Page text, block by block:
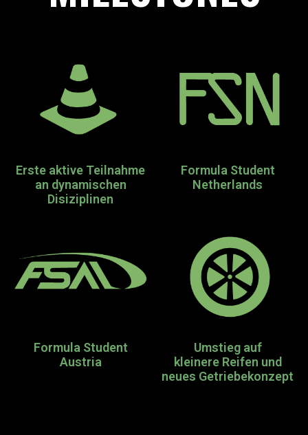
Erste aktive Teilnahme
an dynamischen
Disiziplinen
Formula Student
Netherlands
Formula Student
Austria
Umstieg auf
kleinere Reifen und
neues Getriebekonzept